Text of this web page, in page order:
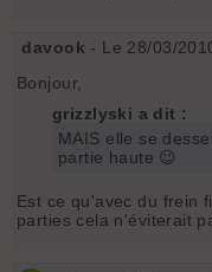
davook - Le 28/03/
Bonjour,
grizzlyski a dit :
MAIS elle se
partie haute 😉
Est ce qu'avec du frein
parties cela n'éviterait